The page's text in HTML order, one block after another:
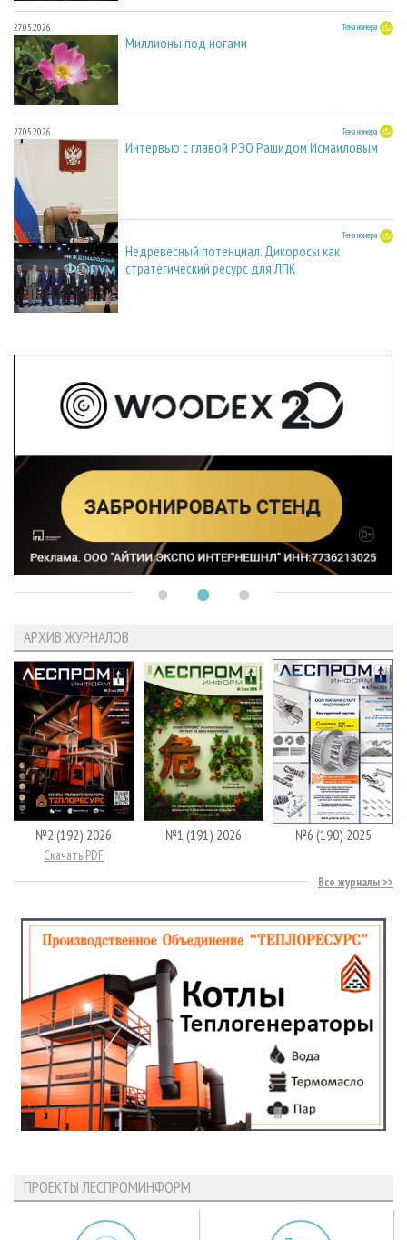
27.05.2026 Тема номера
Миллионы под ногами
27.05.2026 Тема номера
Интервью с главой РЭО Рашидом Исмаиловым
27.05.2026 Тема номера
Недревесный потенциал. Дикоросы как
стратегический ресурс для ЛПК
АРХИВ ЖУРНАЛОВ
№2 (192) 2026
Скачать PDF
№1 (191) 2026 №6 (190) 2025
Все журналы
ПРОЕКТЫ ЛЕСПРОМИНФОРМ